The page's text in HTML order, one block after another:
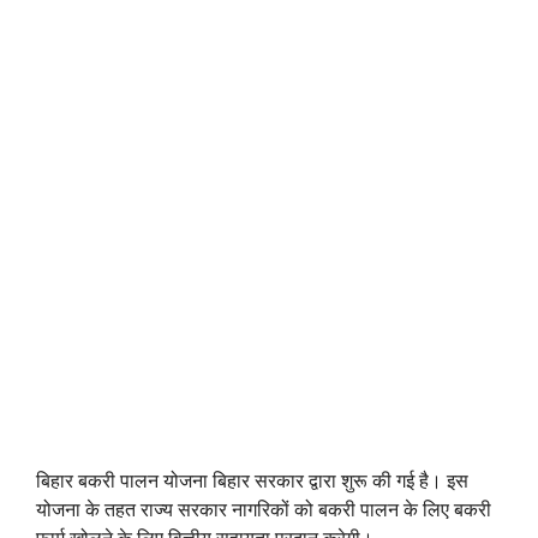
बिहार बकरी पालन योजना बिहार सरकार द्वारा शुरू की गई है। इस
योजना के तहत राज्य सरकार नागरिकों को बकरी पालन के लिए बकरी